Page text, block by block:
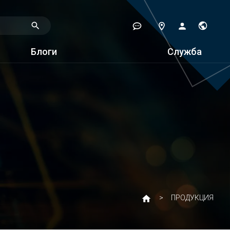
Блоги Служба
ПРОДУКЦИЯ